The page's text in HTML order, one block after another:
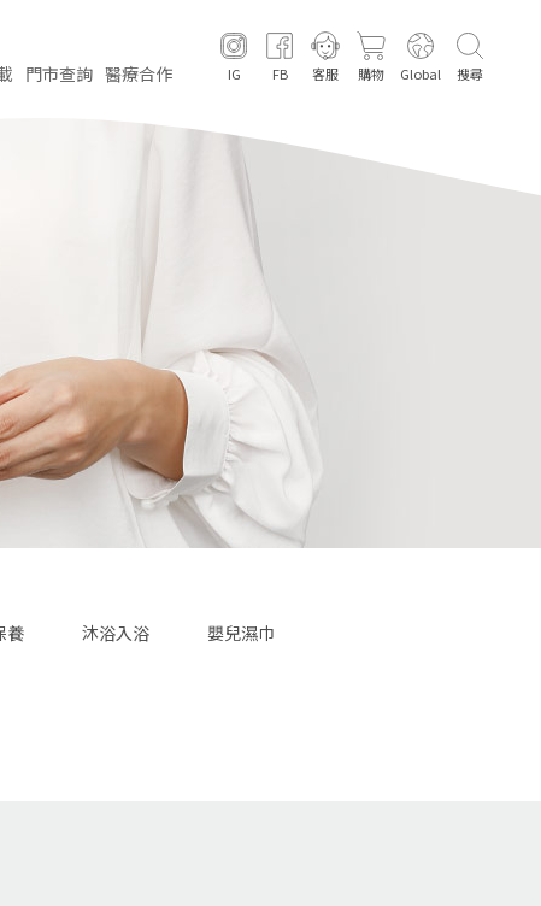
門市查詢 醫療合作 IG FB 客服 購物 Global 搜尋
養 沐浴入浴 嬰兒濕巾